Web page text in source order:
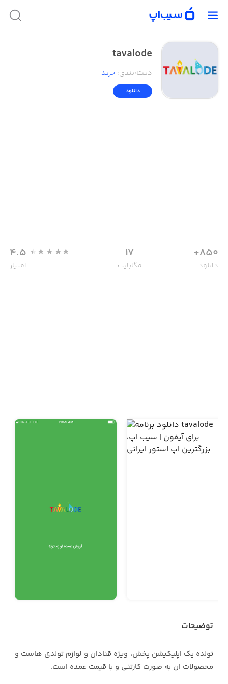
tavalode
دسته‌بندی: خرید
دانلود
850+
دانلود
17
مگابایت
4.5
امتیاز
توضیحات
تولده یک اپلیکیشن پخش، ویژه قنادان و لوازم تولدی هاست و
محصولات ان به صورت کارتنی و با قیمت عمده است.